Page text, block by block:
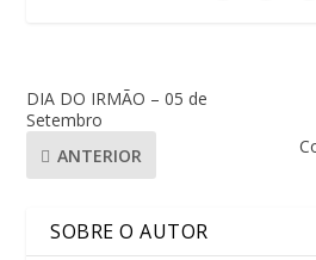
DIA DO IRMÃO – 05 de
Setembro
ANTERIOR
SOBRE O AUTOR